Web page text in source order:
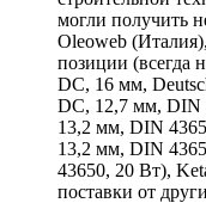
могли получить
Oleoweb
позиции (всегда
DC, 16 мм,
DC, 12,7 мм, DIN
13,2 мм, DIN
13,2 мм, DIN
43650, 20 Вт),
поставки от